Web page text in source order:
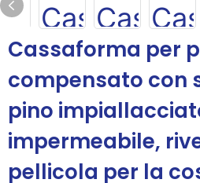
Cassaforma per
compensato con
pino
impermeabile,
pellicola per la